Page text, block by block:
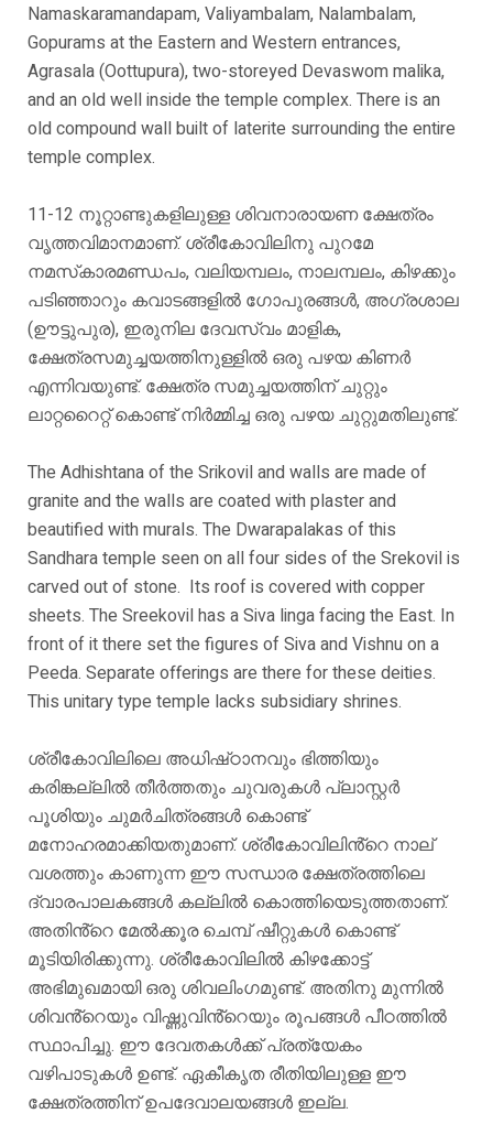
Namaskaramandapam, Valiyambalam, Nalambalam,
Gopurams at the Eastern and Western entrances,
Agrasala (Oottupura), two-storeyed Devaswom malika,
and an old well inside the temple complex. There is an
old compound wall built of laterite surrounding the entire
temple complex.
11-12 നൂറ്റാണ്ടുകളിലുള്ള ശിവനാരായണ ക്ഷേത്രം
വൃത്തവിമാനമാണ്. ശ്രീകോവിലിനു പുറമേ
നമസ്‌കാരമണ്ഡപം, വലിയമ്പലം, നാലമ്പലം, കിഴക്കും
പടിഞ്ഞാറും കവാടങ്ങളിൽ ഗോപുരങ്ങൾ, അഗ്രശാല
(ഊട്ടുപുര), ഇരുനില ദേവസ്വം മാളിക,
ക്ഷേത്രസമുച്ചയത്തിനുള്ളിൽ ഒരു പഴയ കിണർ
എന്നിവയുണ്ട്. ക്ഷേത്ര സമുച്ചയത്തിന് ചുറ്റും
ലാറ്ററൈറ്റ് കൊണ്ട് നിർമ്മിച്ച ഒരു പഴയ ചുറ്റുമതിലുണ്ട്.
The Adhishtana of the Srikovil and walls are made of
granite and the walls are coated with plaster and
beautified with murals. The Dwarapalakas of this
Sandhara temple seen on all four sides of the Srekovil is
carved out of stone. Its roof is covered with copper
sheets. The Sreekovil has a Siva linga facing the East. In
front of it there set the figures of Siva and Vishnu on a
Peeda. Separate offerings are there for these deities.
This unitary type temple lacks subsidiary shrines.
ശ്രീകോവിലിലെ അധിഷ്‌ഠാനവും ഭിത്തിയും
കരിങ്കല്ലിൽ തീർത്തതും ചുവരുകൾ പ്ലാസ്റ്റർ
പൂശിയും ചുമർചിത്രങ്ങൾ കൊണ്ട്
മനോഹരമാക്കിയതുമാണ്. ശ്രീകോവിലിൻ്റെ നാല്
വശത്തും കാണുന്ന ഈ സന്ധാര ക്ഷേത്രത്തിലെ
ദ്വാരപാലകങ്ങൾ കല്ലിൽ കൊത്തിയെടുത്തതാണ്.
അതിൻ്റെ മേൽക്കൂര ചെമ്പ് ഷീറ്റുകൾ കൊണ്ട്
മൂടിയിരിക്കുന്നു. ശ്രീകോവിലിൽ കിഴക്കോട്ട്
അഭിമുഖമായി ഒരു ശിവലിംഗമുണ്ട്. അതിനു മുന്നിൽ
ശിവൻ്റെയും വിഷ്ണുവിൻ്റെയും രൂപങ്ങൾ പീഠത്തിൽ
സ്ഥാപിച്ചു. ഈ ദേവതകൾക്ക് പ്രത്യേകം
വഴിപാടുകൾ ഉണ്ട്. ഏകീകൃത രീതിയിലുള്ള ഈ
ക്ഷേത്രത്തിന് ഉപദേവാലയങ്ങൾ ഇല്ല.